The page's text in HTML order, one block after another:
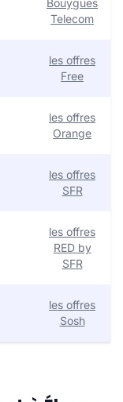
Bouygues
Telecom
les offres
Free
les offres
Orange
les offres
SFR
les offres
RED by
SFR
les offres
Sosh